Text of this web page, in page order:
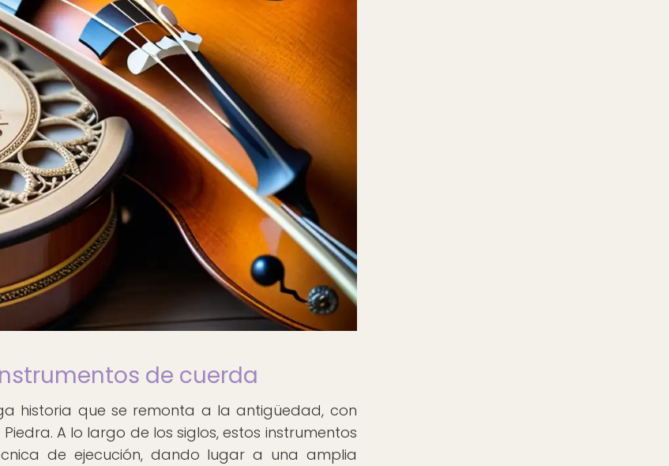
de cuerda
historia que se remonta a la antigüedad, con
A lo largo de los siglos, estos instrumentos
de ejecución, dando lugar a una amplia